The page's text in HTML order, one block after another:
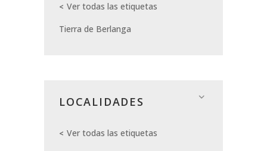
Ver todas las etiquetas
Tierra de Berlanga
LOCALIDADES
Ver todas las etiquetas